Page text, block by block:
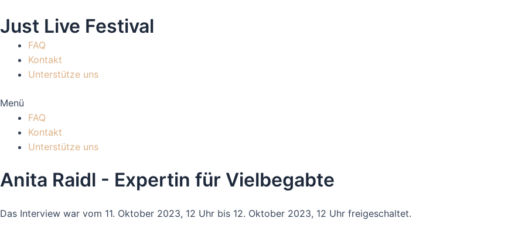
Inhalt
springen
Just Live Festival
FAQ
Kontakt
Unterstütze uns
Menü
FAQ
Kontakt
Unterstütze uns
Anita Raidl - Expertin für Vielbegabte
Das Interview war vom 11. Oktober 2023, 12 Uhr bis 12. Oktober 2023, 12 Uhr freigeschaltet.